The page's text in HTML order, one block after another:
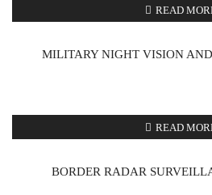
READ
MILITARY NIGHT VISION
READ
BORDER RADAR